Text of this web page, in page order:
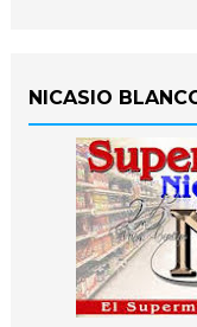
NICASIO